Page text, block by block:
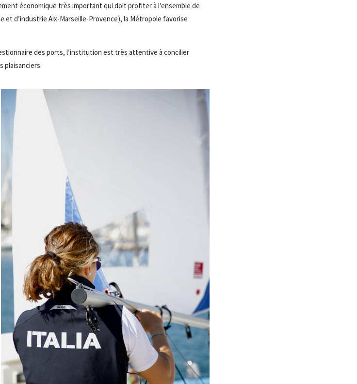
économique très important qui doit profiter à l’ensemble de
et d’industrie Aix-Marseille-Provence), la Métropole favorise
des ports, l’institution est très attentive à concilier
plaisanciers.